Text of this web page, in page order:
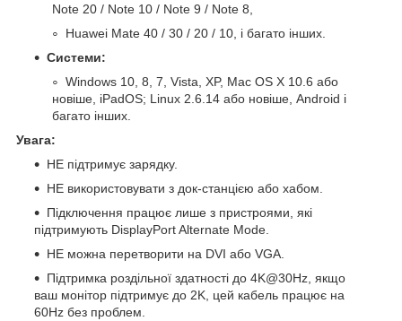
Note 20 / Note 10 / Note 9 / Note 8,
Huawei Mate 40 / 30 / 20 / 10, і багато інших.
Системи:
Windows 10, 8, 7, Vista, XP, Mac OS X 10.6 або
новіше, iPadOS; Linux 2.6.14 або новіше, Android і
багато інших.
Увага:
НЕ підтримує зарядку.
НЕ використовувати з док-станцією або хабом.
Підключення працює лише з пристроями, які
підтримують DisplayPort Alternate Mode.
НЕ можна перетворити на DVI або VGA.
Підтримка роздільної здатності до 4K@30Hz, якщо
ваш монітор підтримує до 2K, цей кабель працює на
60Hz без проблем.